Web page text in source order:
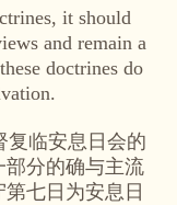
it should
and remain a
doctrines do
临安息日会的
部分的确与主流
七日为安息日